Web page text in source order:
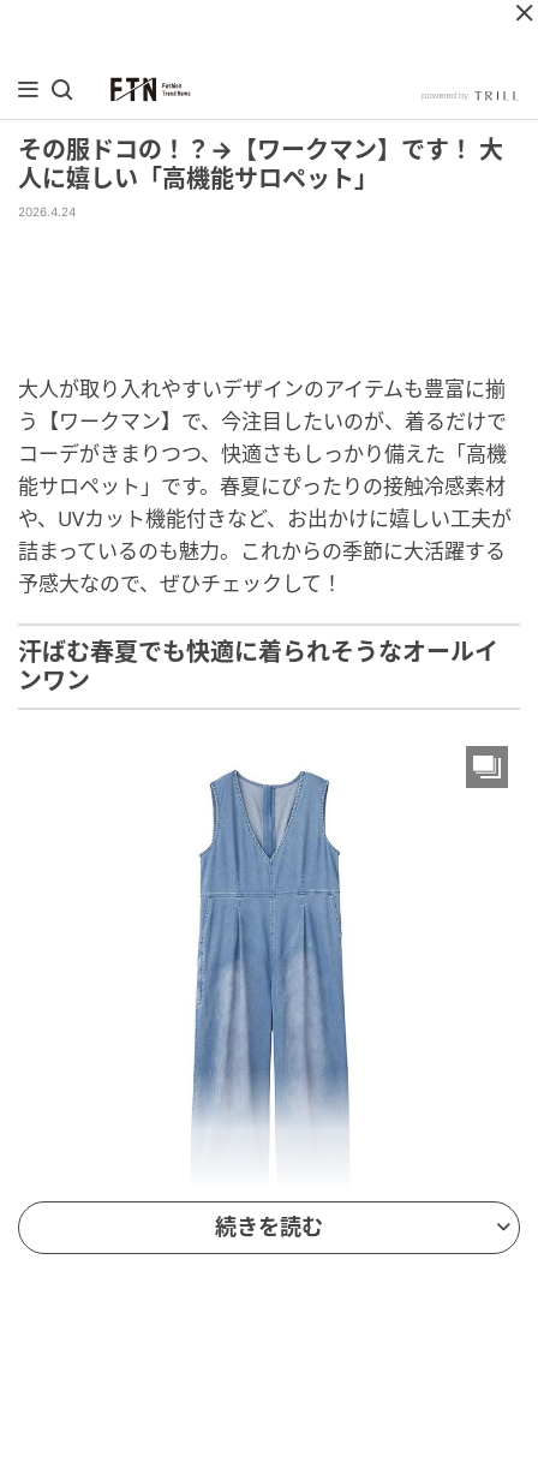
その服ドコの！？→【ワークマン】です！ 大
人に嬉しい「高機能サロペット」
2026.4.24
大人が取り入れやすいデザインのアイテムも豊富に揃
う【ワークマン】で、今注目したいのが、着るだけで
コーデがきまりつつ、快適さもしっかり備えた「高機
能サロペット」です。春夏にぴったりの接触冷感素材
や、UVカット機能付きなど、お出かけに嬉しい工夫が
詰まっているのも魅力。これからの季節に大活躍する
予感大なので、ぜひチェックして！
汗ばむ春夏でも快適に着られそうなオールイ
ンワン
出典：ワークマン
続きを読む